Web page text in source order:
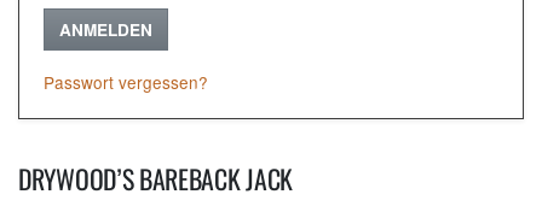
ANMELDEN
Passwort vergessen?
DRYWOOD’S BAREBACK JACK